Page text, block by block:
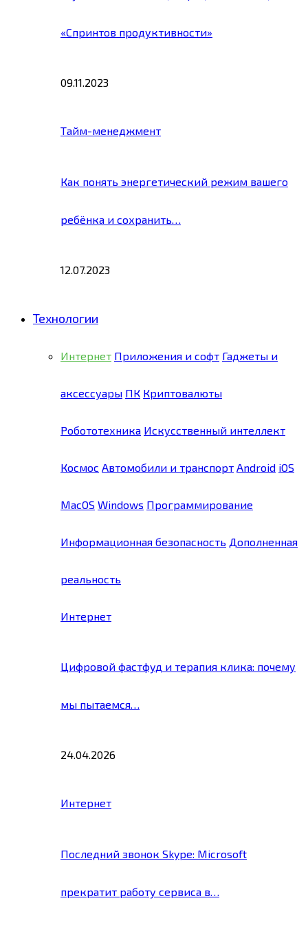
«Спринтов продуктивности»
09.11.2023
Тайм-менеджмент
Как понять энергетический режим вашего
ребёнка и сохранить…
12.07.2023
Технологии
Интернет Приложения и софт Гаджеты и
аксессуары ПК Криптовалюты
Робототехника Искусственный интеллект
Космос Автомобили и транспорт Android iOS
MacOS Windows Программирование
Информационная безопасность Дополненная
реальность
Интернет
Цифровой фастфуд и терапия клика: почему
мы пытаемся…
24.04.2026
Интернет
Последний звонок Skype: Microsoft
прекратит работу сервиса в…